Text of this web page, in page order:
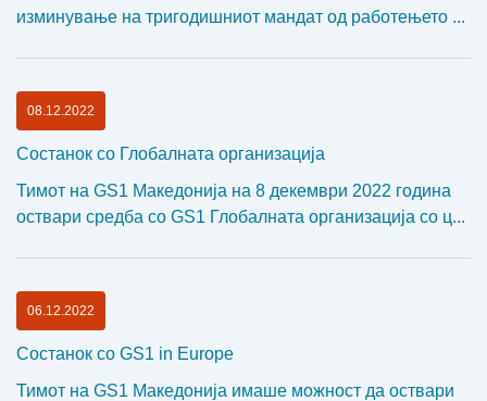
изминување на тригодишниот мандат од работењето ...
08.12.2022
Состанок со Глобалната организација
Тимот на GS1 Македонија на 8 декември 2022 година
оствари средба со GS1 Глобалната организација со ц...
06.12.2022
Состанок со GS1 in Europe
Тимот на GS1 Македонија имаше можност да оствари